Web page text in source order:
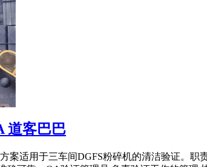
道客巴巴
案适用于三车间DGFS粉碎机的清洁验证。